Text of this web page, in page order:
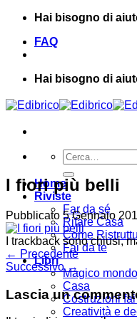
Salta
contenuti
Hai bisogno di
FAQ
Hai bisogno di
Cerca:
Home
Riviste
Far da sé
Rifare Casa
Come
Fai da te
Libri
Magico
Casa
Costruzioni
Creatività e
I fiori più belli
Pubblicato 5 Gennaio
I trackback sono chiusi,
← Precedente
Successivo →
Lascia un